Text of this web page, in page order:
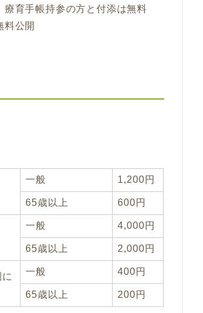
育手帳持参の方と付添は無料
料公開
一般 1,200円
65歳以上 600円
一般 4,000円
65歳以上 2,000円
一般 400円
65歳以上 200円